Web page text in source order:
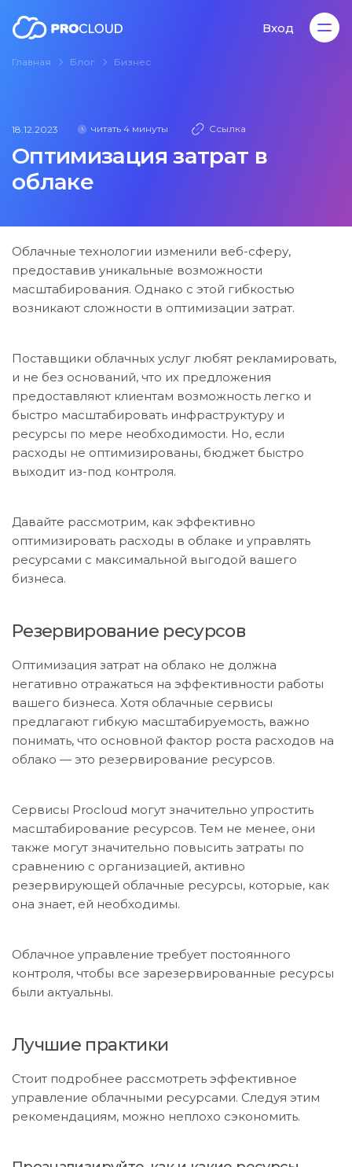
Вход
Главная Блог Бизнес
18.12.2023 читать 4 минуты Ссылка
Оптимизация затрат в
облаке
Облачные технологии изменили веб-сферу,
предоставив уникальные возможности
масштабирования. Однако с этой гибкостью
возникают сложности в оптимизации затрат.
Поставщики облачных услуг любят рекламировать,
и не без оснований, что их предложения
предоставляют клиентам возможность легко и
быстро масштабировать инфраструктуру и
ресурсы по мере необходимости. Но, если
расходы не оптимизированы, бюджет быстро
выходит из-под контроля.
Давайте рассмотрим, как эффективно
оптимизировать расходы в облаке и управлять
ресурсами с максимальной выгодой вашего
бизнеса.
Резервирование ресурсов
Оптимизация затрат на облако не должна
негативно отражаться на эффективности работы
вашего бизнеса. Хотя облачные сервисы
предлагают гибкую масштабируемость, важно
понимать, что основной фактор роста расходов на
облако — это резервирование ресурсов.
Сервисы Procloud могут значительно упростить
масштабирование ресурсов. Тем не менее, они
также могут значительно повысить затраты по
сравнению с организацией, активно
резервирующей облачные ресурсы, которые, как
она знает, ей необходимы.
Облачное управление требует постоянного
контроля, чтобы все зарезервированные ресурсы
были актуальны.
Лучшие практики
Стоит подробнее рассмотреть эффективное
управление облачными ресурсами. Следуя этим
рекомендациям, можно неплохо сэкономить.